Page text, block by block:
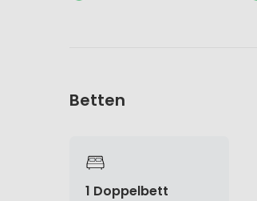
Betten
1 Doppelbett